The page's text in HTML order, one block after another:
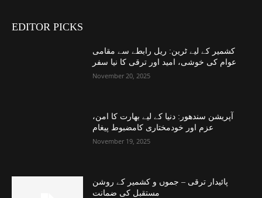
EDITOR PICKS
کشمیر کے لیے ٹرین: ریل رابطے سے مقامی
عوام کی خوشی، امید اور ترقی کا نیا سفر
November 20, 2025
آپریشن سندھور: دنیا کے لیے بھارت کا امن،
عزم اور خودمختاری کامضبوط پیغام
November 19, 2025
پائیدار ترقی – جموں و کشمیر کے روشن
مستقبل کی ضمانت